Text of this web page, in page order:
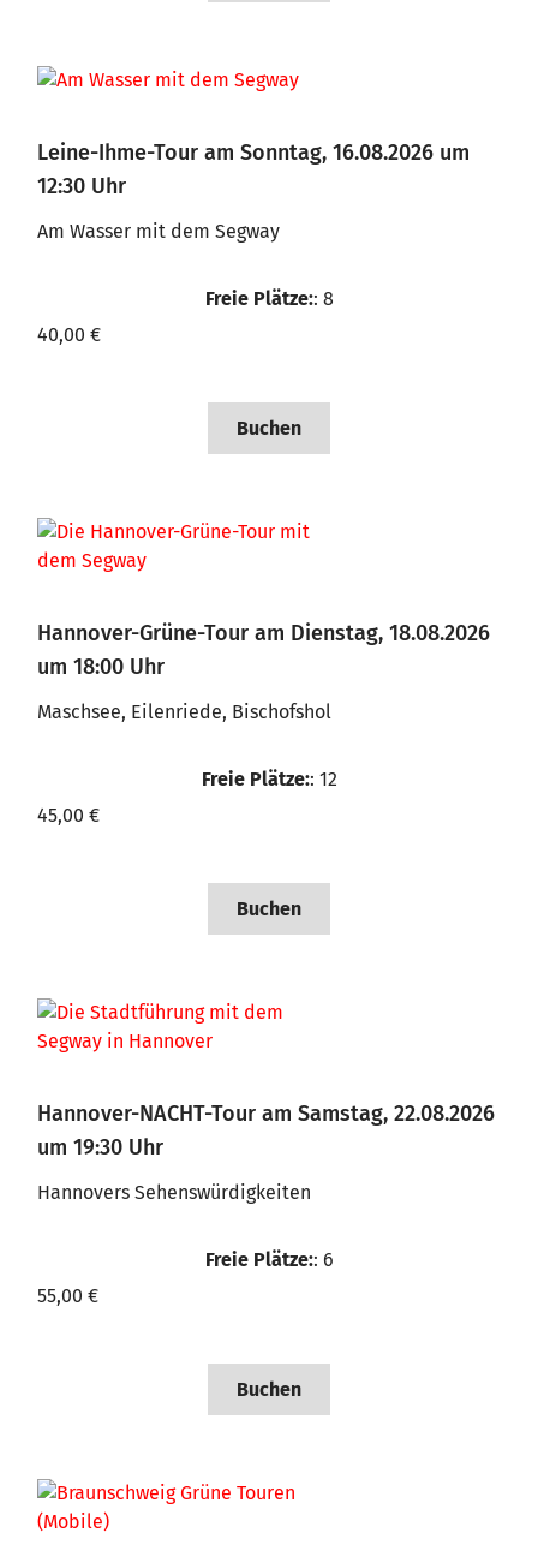
Leine-Ihme-Tour am Sonntag, 16.08.2026 um
12:30 Uhr
Am Wasser mit dem Segway
Freie Plätze:: 8
40,00 €
Buchen
Hannover-Grüne-Tour am Dienstag, 18.08.2026
um 18:00 Uhr
Maschsee, Eilenriede, Bischofshol
Freie Plätze:: 12
45,00 €
Buchen
Hannover-NACHT-Tour am Samstag, 22.08.2026
um 19:30 Uhr
Hannovers Sehenswürdigkeiten
Freie Plätze:: 6
55,00 €
Buchen